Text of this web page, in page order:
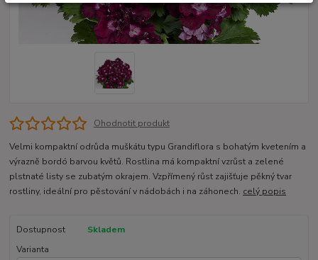
Ohodnotit produkt
Velmi kompaktní odrůda muškátu typu Grandiflora s bohatým kvetením a
výrazně bordó barvou květů. Rostlina má kompaktní vzrůst a zelené
plstnaté listy se zubatým okrajem. Vzpřímený růst zajišťuje pěkný tvar
rostliny, ideální pro pěstování v nádobách i na záhonech. celý popis
Dostupnost
Skladem
Varianta